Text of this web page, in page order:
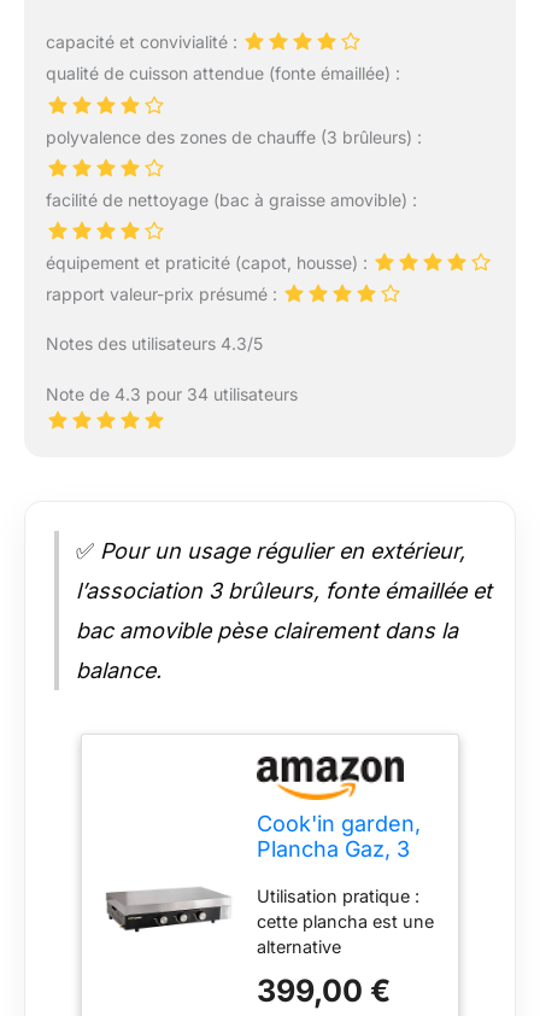
capacité et convivialité :
qualité de cuisson attendue (fonte émaillée) :
polyvalence des zones de chauffe (3 brûleurs) :
facilité de nettoyage (bac à graisse amovible) :
équipement et praticité (capot, housse) :
rapport valeur-prix présumé :
Notes des utilisateurs 4.3/5
Note de 4.3 pour 34 utilisateurs
✅ Pour un usage régulier en extérieur,
l’association 3 brûleurs, fonte émaillée et
bac amovible pèse clairement dans la
balance.
Cook'in garden,
Plancha Gaz, 3
en Fonte
Émaillée, Capot
de Protection,
Récupérateur de
Graisse
Utilisation pratique :
cette plancha est une
alternative
barbecue traditionnel.
399,00 €